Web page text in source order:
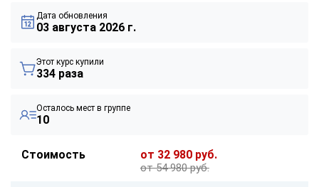
Дата обновления
03 августа 2026 г.
Этот курс купили
334 раза
Осталось мест в группе
10
Стоимость от 32 980 руб.
от 54 980 руб.